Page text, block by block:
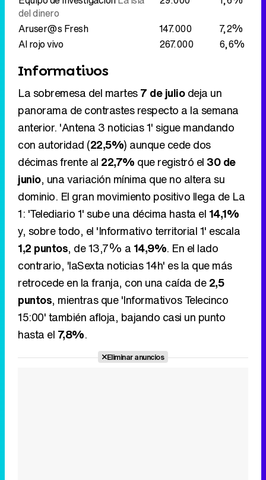
La sobremesa del martes
panorama de contrastes respecto a la semana
anterior. 'Antena 3 noticias 1' sigue mandando
con autoridad (
décimas frente al 22,7%
junio, una variación mínima que no altera su
dominio. El gran movimiento positivo llega de La
1: 'Telediario 1' sube una décima hasta el14,1%
y, sobre todo, el 'Informativo territorial 1' escala
1,2 puntos, de 13,7% a14,9%. En el lado
contrario, 'laSexta noticias 14h' es la que más
retrocede en la franja, con una caída de2,5
puntos, mientras que 'Informativos Telecinco
15:00' también afloja, bajando casi un punto
hasta el7,8%.